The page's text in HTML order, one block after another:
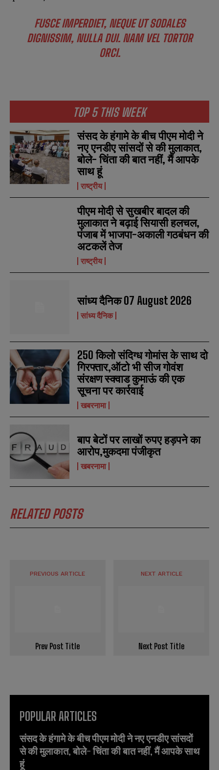
m
a
iN
m
a
iN
TOP 5 THIS WEEK
संसद के हंगामे के बीच पीएम मोदी ने
नए एनडीए सांसदों से की मुलाकात,
बोले- चिंता की बात नहीं, मैं आपके
साथ हूं
राष्ट्रीय
पीएम मोदी से सुखबीर बादल की
मुलाकात ने बढ़ाई सियासी हलचल,
पंजाब में भाजपा-अकाली गठबंधन की
अटकलें तेज
राष्ट्रीय
सांध्य दैनिक 07 August 2026
सांध्य दैनिक
250 किलो संदिग्ध गोमांस के साथ दो
गिरफ्तार,ऑटो भी सीज गोवंश
संरक्षण स्क्वाड कुमाऊं की एक
सूचना पर कार्रवाई
खबरनामा
बाप बेटों पर लाखों रुपए हड़पने का
आरोप,मुकदमा पंजीकृत
खबरनामा
RELATED POSTS
FUSCE IMPERDIET, NEQUE UT SODALES
DIGNISSIM, NULLA DUI. NAM VEL TORTOR
ORCI.
PREVIOUS ARTICLE
Prev Post Title
NEXT ARTICLE
Next Post Title
POPULAR ARTICLES
संसद के हंगामे के बीच पीएम मोदी ने नए एनडीए सांसदों
से की मुलाकात, बोले- चिंता की बात नहीं, मैं आपके साथ
हूं